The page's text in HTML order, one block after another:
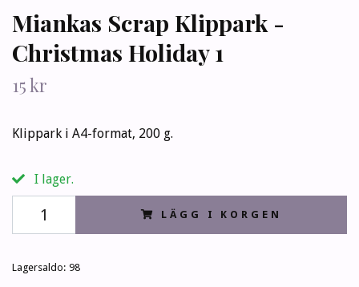
Miankas Scrap Klippark -
Christmas Holiday 1
15 kr
Klippark i A4-format, 200 g.
I lager.
LÄGG I KORGEN
Lagersaldo: 98